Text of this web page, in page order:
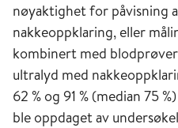
nøyaktighet for påvisning
nakkeoppklaring, eller
kombinert med
ultralyd med
62 % og 91 % (median 75
ble oppdaget av